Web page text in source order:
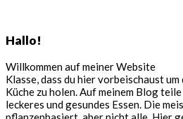
Hallo!
Willkommen auf meiner Website
Klasse, dass du hier vorbeischaust
Küche zu holen. Auf meinem Blog
leckeres und gesundes Essen. Die